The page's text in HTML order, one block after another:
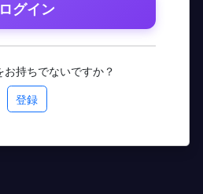
ログイン
お持ちでないですか？
登録